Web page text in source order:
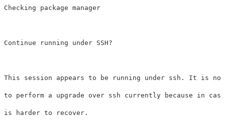
Checking package manager
Continue running under SSH?
This session appears to be running under ssh. It is not
to perform a upgrade over ssh currently because in
is harder to recover.